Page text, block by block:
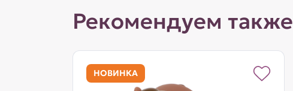
Рекомендуем также
НОВИНКА